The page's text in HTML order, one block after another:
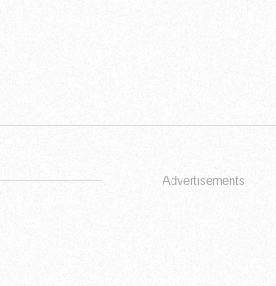
Advertisements